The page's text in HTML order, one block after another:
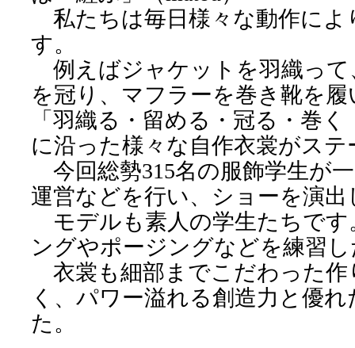
私たちは毎日様々な動作によ
す。
例えばジャケットを羽織って
を冠り、マフラーを巻き靴を
「羽織る・留める・冠る・巻
に沿った様々な自作衣裳がス
今回総勢315名の服飾学生が
運営などを行い、ショーを演出
モデルも素人の学生たちです
ングやポージングなどを練習
衣裳も細部までこだわった作
く、パワー溢れる創造力と優
た。